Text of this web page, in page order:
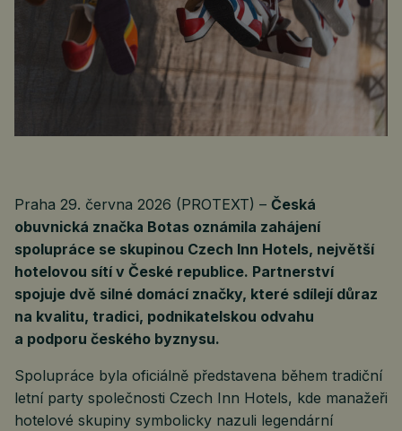
Praha 29. června 2026 (PROTEXT) – Česká
obuvnická značka Botas oznámila zahájení
spolupráce se skupinou Czech Inn Hotels, největší
hotelovou sítí v České republice. Partnerství
spojuje dvě silné domácí značky, které sdílejí důraz
na kvalitu, tradici, podnikatelskou odvahu
a podporu českého byznysu.
Spolupráce byla oficiálně představena během tradiční
letní party společnosti Czech Inn Hotels, kde manažeři
hotelové skupiny symbolicky nazuli legendární